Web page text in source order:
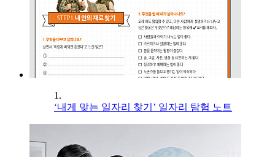
1.
‘내게 맞는 일자리 찾기’ 일자리 탐험 노트